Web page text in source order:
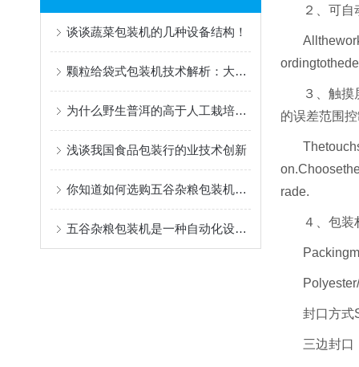
谈谈蔬菜包装机的几种设备结构！
颗粒给袋式包装机技术解析：大容量计量与自动化生产方案——上海钦典机械
为什么野生普洱的高于人工栽培的茶
浅谈我国食品包装行的业技术创新
你知道如何选购五谷杂粮包装机吗？
五谷杂粮包装机是一种自动化设备，可大大提高生产效率和包装质量
２、可
３、触
的误差范围
rade.
４、包
封口方式
三边封口